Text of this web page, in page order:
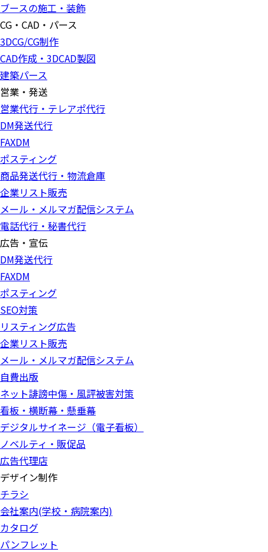
ブースの施工・装飾
CG・CAD・パース
3DCG/CG制作
CAD作成・3DCAD製図
建築パース
営業・発送
営業代行・テレアポ代行
DM発送代行
FAXDM
ポスティング
商品発送代行・物流倉庫
企業リスト販売
メール・メルマガ配信システム
電話代行・秘書代行
広告・宣伝
DM発送代行
FAXDM
ポスティング
SEO対策
リスティング広告
企業リスト販売
メール・メルマガ配信システム
自費出版
ネット誹謗中傷・風評被害対策
看板・横断幕・懸垂幕
デジタルサイネージ（電子看板）
ノベルティ・販促品
広告代理店
デザイン制作
チラシ
会社案内(学校・病院案内)
カタログ
パンフレット